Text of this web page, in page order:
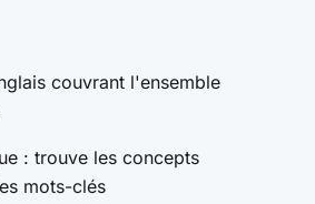
couvrant l'ensemble
: trouve les concepts
mots-clés